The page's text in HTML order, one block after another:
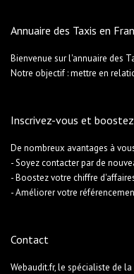
Annuaire des Taxis en
Bienvenue sur l'annuaire des
Notre objectif : mettre en
Inscrivez-vous et
De nombreux avantages à
- Soyez contacter par de
- Boostez votre chiffre
- Améliorer votre
Contact
Webaudit.fr, le spécialiste de